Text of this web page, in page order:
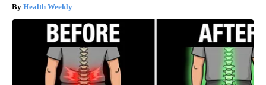
Health Weekly